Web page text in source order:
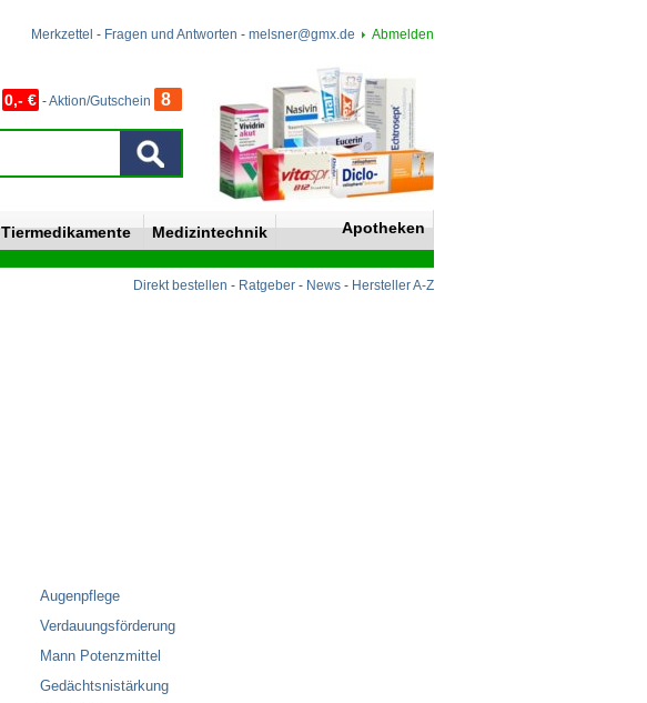
Merkzettel - Fragen und Antworten - melsner@gmx.de Abmelden
0,- € -Aktion/Gutschein 8
Tiermedikamente Medizintechnik Apotheken
Direkt bestellen - Ratgeber - News - Hersteller A-Z
Augenpflege
Verdauungsförderung
Mann Potenzmittel
Gedächtsnistärkung